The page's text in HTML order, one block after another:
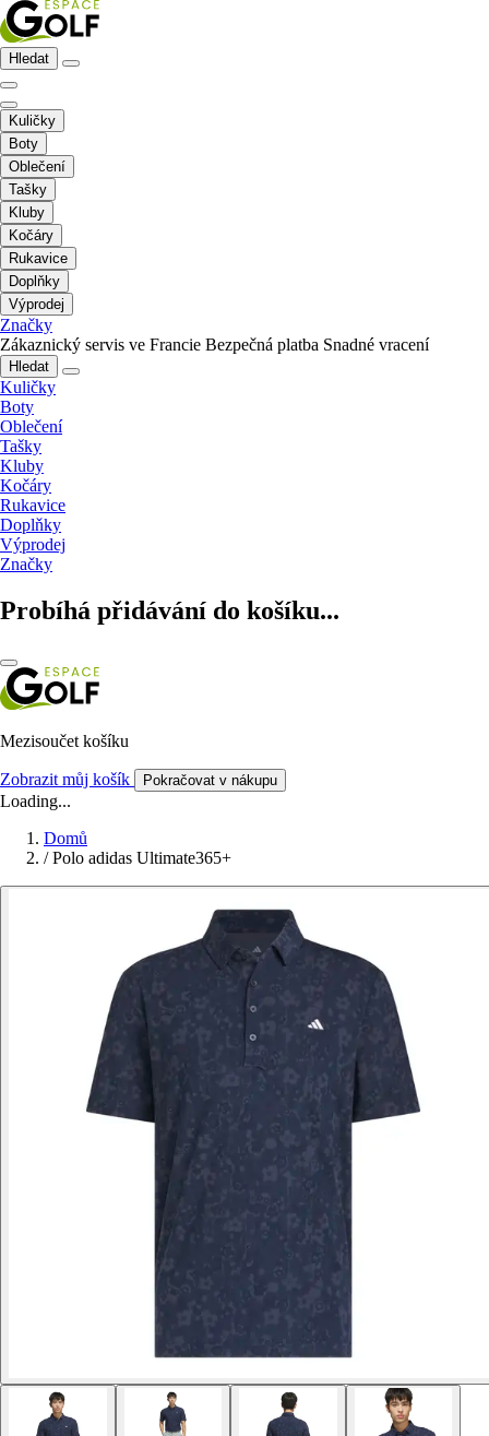
Hledat
Kuličky
Boty
Oblečení
Tašky
Kluby
Kočáry
Rukavice
Doplňky
Výprodej
Značky
Zákaznický servis ve Francie Bezpečná platba Snadné vracení
Hledat
Kuličky
Boty
Oblečení
Tašky
Kluby
Kočáry
Rukavice
Doplňky
Výprodej
Značky
Probíhá přidávání do košíku...
Mezisoučet košíku
Zobrazit můj košík Pokračovat v nákupu
Loading...
Domů
/ Polo adidas Ultimate365+